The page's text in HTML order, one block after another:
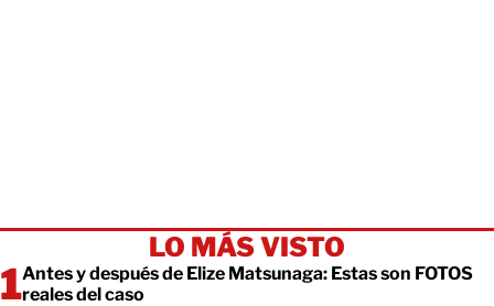
LO MÁS VISTO
Antes y después de Elize Matsunaga: Estas son FOTOS
reales del caso